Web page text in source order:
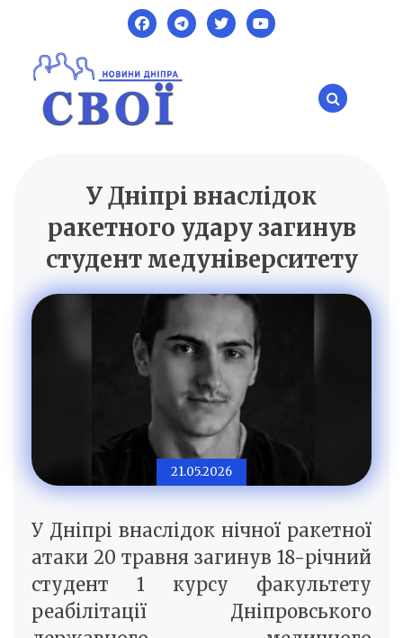
content
SVOI.DP.UA
Новини Дніпра
У Дніпрі внаслідок
ракетного удару загинув
студент медуніверситету
21.05.2026
У Дніпрі внаслідок нічної ракетної
атаки 20 травня загинув 18-річний
студент 1 курсу факультету
реабілітації Дніпровського